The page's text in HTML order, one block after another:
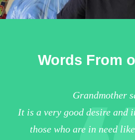
Words From
Grandmother
It is a very good desire and
those who are in need